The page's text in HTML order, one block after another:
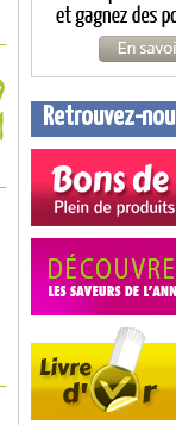
Retrouvez-